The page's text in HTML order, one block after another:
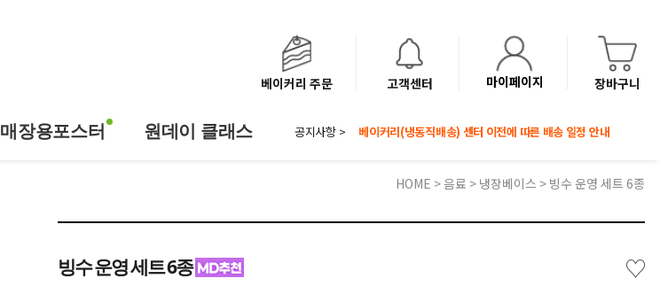
베이커리 주문 고객센터 마이페이지 장바구니
매장용포스터 원데이 클래스 공지사항 >
8월 광복절 배송안내
HOME >음료 > 냉장베이스 > 빙수 운영 세트 6종
빙수 운영 세트 6종 ♡